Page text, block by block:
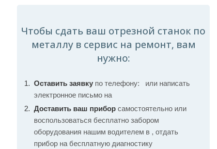
Чтобы сдать ваш отрезной станок по
металлу в сервис на ремонт, вам
нужно:
Оставить заявку по телефону:
или написать
электронное письмо на
Доставить ваш прибор самостоятельно или
воспользоваться бесплатно забором
оборудования нашим водителем в , отдать
прибор на бесплатную диагностику